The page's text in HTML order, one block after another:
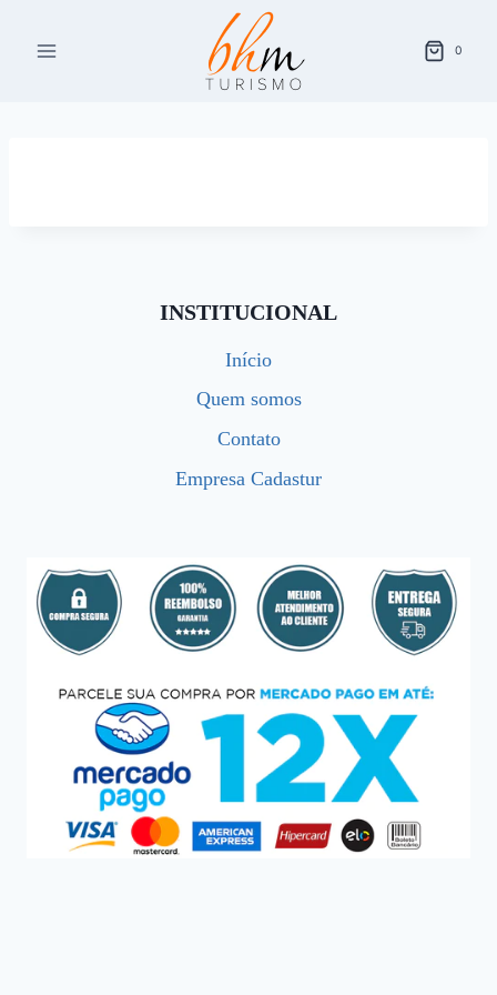
para
0
INSTITUCIONAL
Início
Quem somos
Contato
Empresa Cadastur